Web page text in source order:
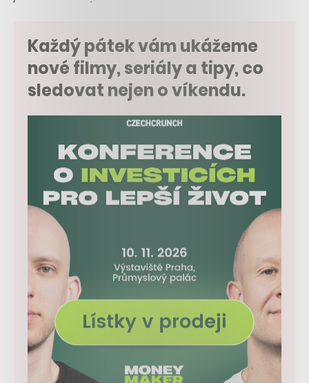
Každý pátek vám ukážeme
nové filmy, seriály a tipy, co
sledovat nejen o víkendu.